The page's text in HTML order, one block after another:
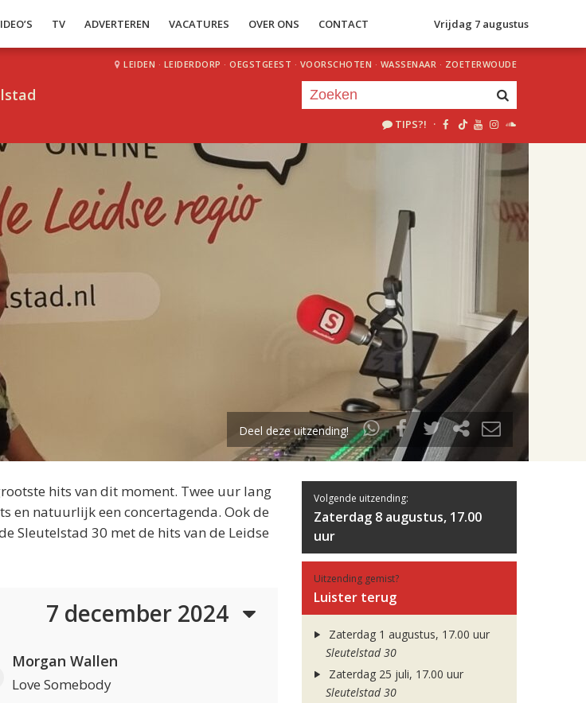
TV ADVERTEREN VACATURES OVER ONS CONTACT Vrijdag 7 augustus
LEIDEN · LEIDERDORP · OEGSTGEEST · VOORSCHOTEN · WASSENAAR · ZOETERWOUDE
TIPS?! ·
uur 1 van 2
Volgend uur
Deel deze uitzending!
hits van dit moment. Twee uur lang
en natuurlijk een concertagenda. Ook de
Sleutelstad 30 met de hits van de Leidse
7 december 2024
Morgan Wallen
Love Somebody
Volgende uitzending:
Zaterdag 8 augustus, 17.00
uur
Uitzending gemist?
Luister terug
Zaterdag 1 augustus, 17.00 uur
Sleutelstad 30
Zaterdag 25 juli, 17.00 uur
Sleutelstad 30